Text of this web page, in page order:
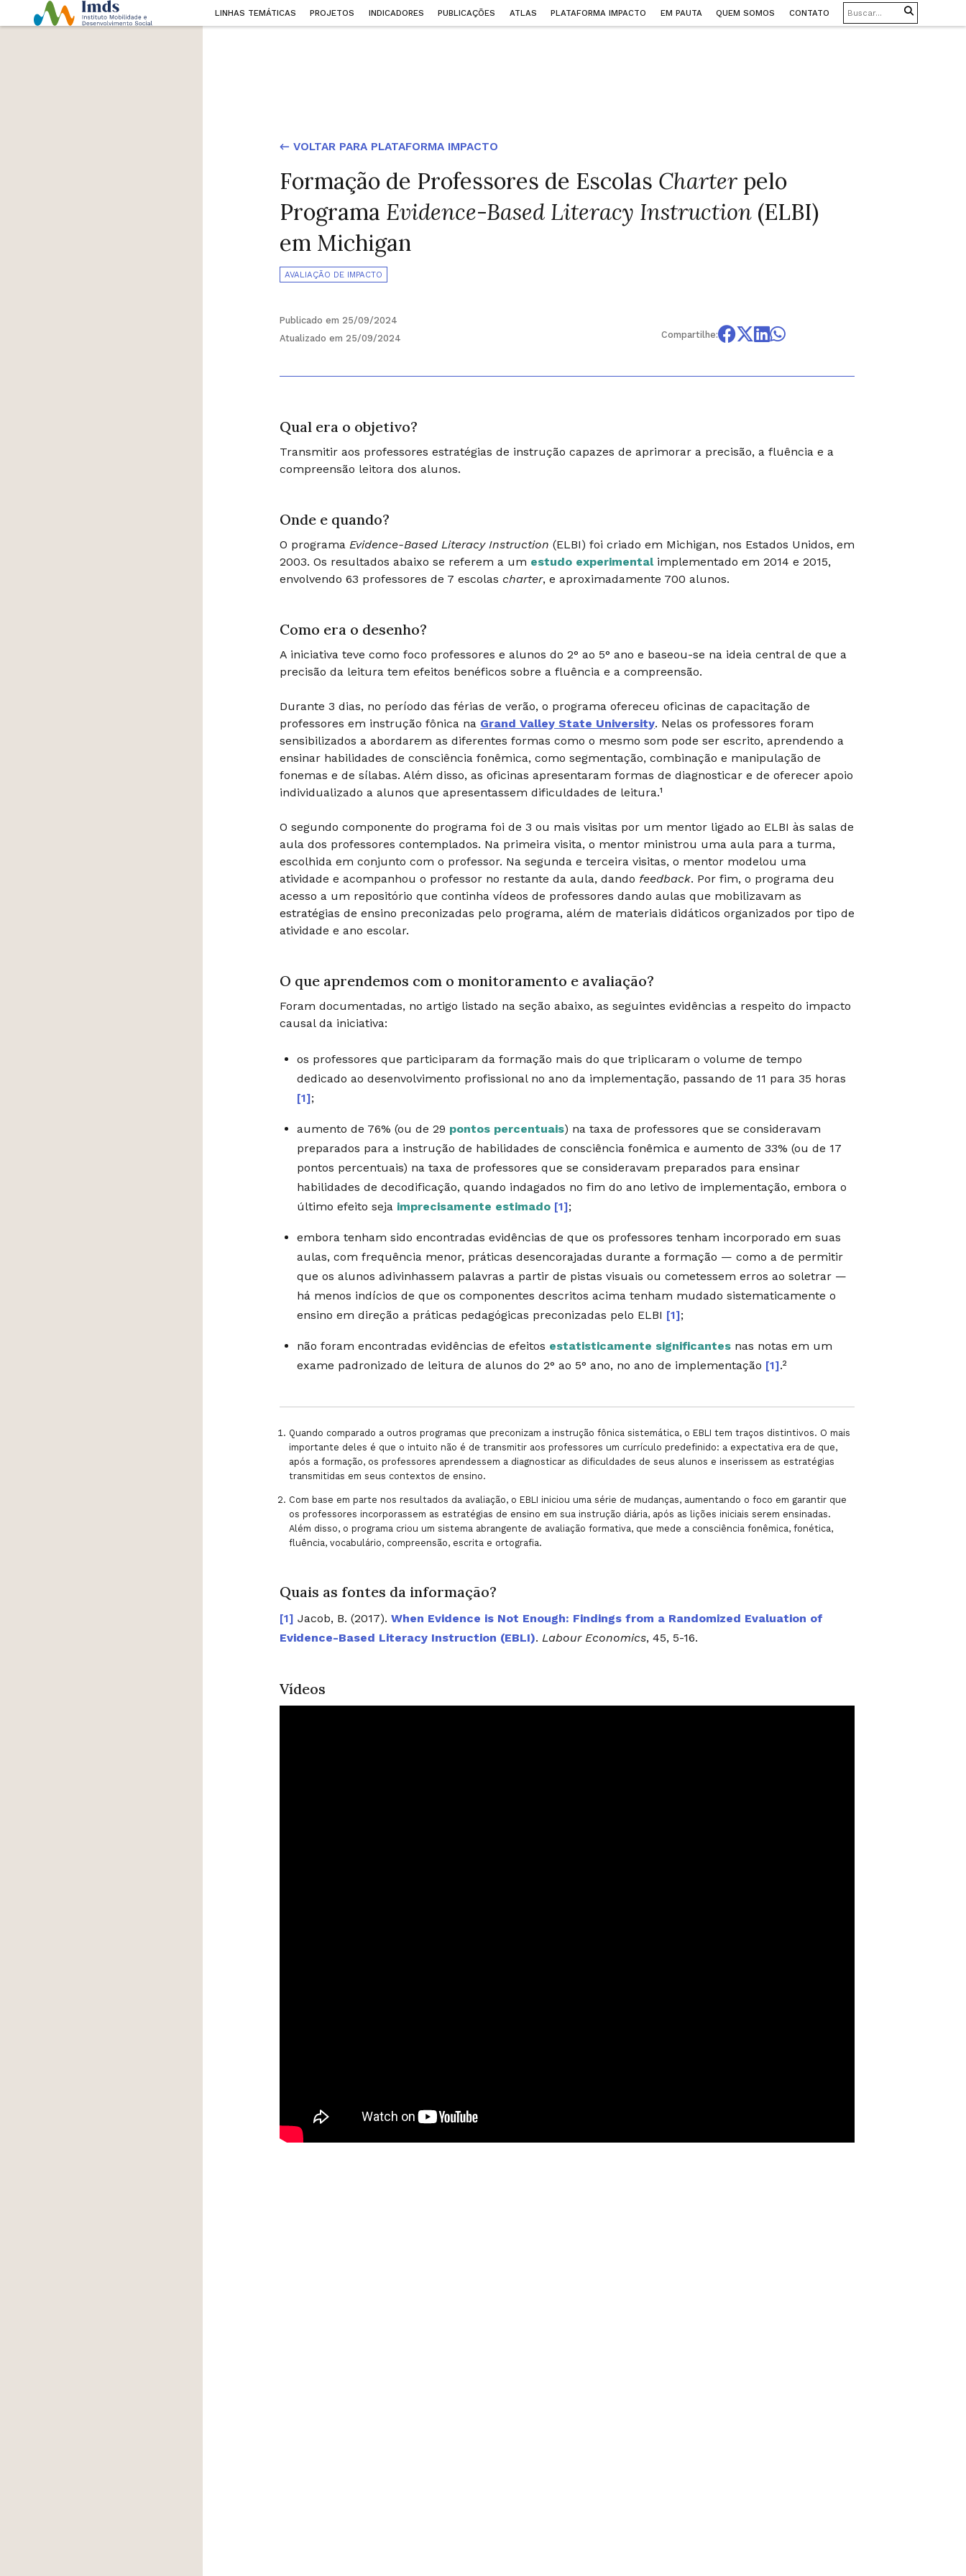
LINHAS TEMÁTICAS PROJETOS INDICADORES PUBLICAÇÕES ATLAS PLATAFORMA IMPACTO EM PAUTA QUEM SOMOS CONTATO
← VOLTAR PARA PLATAFORMA IMPACTO
Formação de Professores de Escolas Charter pelo
Programa Evidence-Based Literacy Instruction (ELBI)
em Michigan
AVALIAÇÃO DE IMPACTO
Publicado em 25/09/2024
Atualizado em 25/09/2024
Compartilhe:
Qual era o objetivo?
Transmitir aos professores estratégias de instrução capazes de aprimorar a precisão, a fluência e a
compreensão leitora dos alunos.
Onde e quando?
O programaEvidence-Based Literacy Instruction (ELBI) foi criado em Michigan, nos Estados Unidos, em
2003. Os resultados abaixo se referem a um estudo experimentalimplementado em 2014 e 2015,
envolvendo 63 professores de 7 escolas charter, e aproximadamente 700 alunos.
Como era o desenho?
A iniciativa teve como foco professores e alunos do 2° ao 5° ano e baseou-se na ideia central de que a
precisão da leitura tem efeitos benéficos sobre a fluência e a compreensão.
Durante 3 dias, no período das férias de verão, o programa ofereceu oficinas de capacitação de
professores em instrução fônica na Grand Valley State University. Nelas os professores foram
sensibilizados a abordarem as diferentes formas como o mesmo som pode ser escrito, aprendendo a
ensinar habilidades de consciência fonêmica, como segmentação, combinação e manipulação de
fonemas e de sílabas. Além disso, as oficinas apresentaram formas de diagnosticar e de oferecer apoio
individualizado a alunos que apresentassem dificuldades de leitura.¹
O segundo componente do programa foi de 3 ou mais visitas por um mentor ligado ao ELBI às salas de
aula dos professores contemplados. Na primeira visita, o mentor ministrou uma aula para a turma,
escolhida em conjunto com o professor. Na segunda e terceira visitas, o mentor modelou uma
atividade e acompanhou o professor no restante da aula, dando feedback. Por fim, o programa deu
acesso a um repositório que continha vídeos de professores dando aulas que mobilizavam as
estratégias de ensino preconizadas pelo programa, além de materiais didáticos organizados por tipo de
atividade e ano escolar.
O que aprendemos com o monitoramento e avaliação?
Foram documentadas, no artigo listado na seção abaixo, as seguintes evidências a respeito do impacto
causal da iniciativa:
os professores que participaram da formação mais do que triplicaram o volume de tempo
dedicado ao desenvolvimento profissional no ano da implementação, passando de 11 para 35 horas
[1];
aumento de 76% (ou de 29 pontos percentuais) na taxa de professores que se consideravam
preparados para a instrução de habilidades de consciência fonêmica e aumento de 33% (ou de 17
pontos percentuais) na taxa de professores que se consideravam preparados para ensinar
habilidades de decodificação, quando indagados no fim do ano letivo de implementação, embora o
último efeito seja imprecisamente estimado [1];
embora tenham sido encontradas evidências de que os professores tenham incorporado em suas
aulas, com frequência menor, práticas desencorajadas durante a formação — como a de permitir
que os alunos adivinhassem palavras a partir de pistas visuais ou cometessem erros ao soletrar —
há menos indícios de que os componentes descritos acima tenham mudado sistematicamente o
ensino em direção a práticas pedagógicas preconizadas pelo ELBI [1];
não foram encontradas evidências de efeitos estatisticamente significantes nas notas em um
exame padronizado de leitura de alunos do 2° ao 5° ano, no ano de implementação [1].²
Quando comparado a outros programas que preconizam a instrução fônica sistemática, o EBLI tem traços distintivos. O mais
importante deles é que o intuito não é de transmitir aos professores um currículo predefinido: a expectativa era de que,
após a formação, os professores aprendessem a diagnosticar as dificuldades de seus alunos e inserissem as estratégias
transmitidas em seus contextos de ensino.
Com base em parte nos resultados da avaliação, o EBLI iniciou uma série de mudanças, aumentando o foco em garantir que
os professores incorporassem as estratégias de ensino em sua instrução diária, após as lições iniciais serem ensinadas.
Além disso, o programa criou um sistema abrangente de avaliação formativa, que mede a consciência fonêmica, fonética,
fluência, vocabulário, compreensão, escrita e ortografia.
Quais as fontes da informação?
Jacob, B. (2017).When Evidence is Not Enough: Findings from a Randomized Evaluation of
Evidence-Based Literacy Instruction (EBLI). Labour Economics, 45, 5-16.
Vídeos